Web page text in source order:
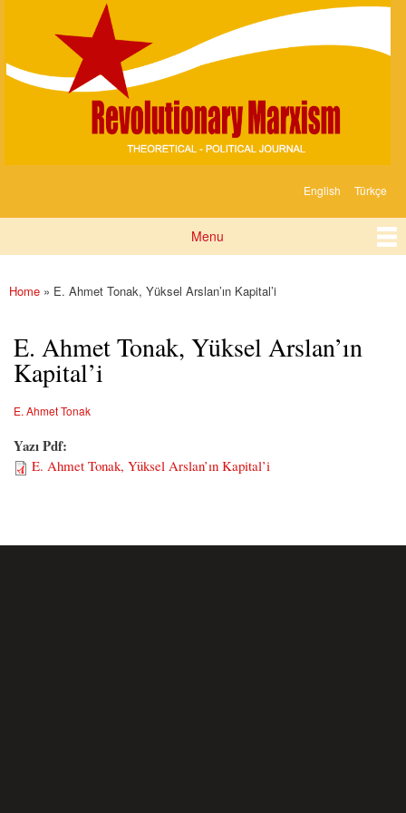
content
Marksizm
English Türkçe
Menu
You are here
Home » E. Ahmet Tonak, Yüksel Arslan’ın Kapital’i
E. Ahmet Tonak, Yüksel Arslan’ın
Kapital’i
E. Ahmet Tonak
Yazı Pdf:
E. Ahmet Tonak, Yüksel Arslan’ın Kapital’i